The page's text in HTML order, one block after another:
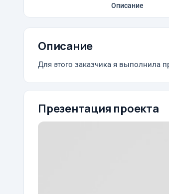
Описание
Описание
Для этого заказчика я выполнила
Презентация проекта